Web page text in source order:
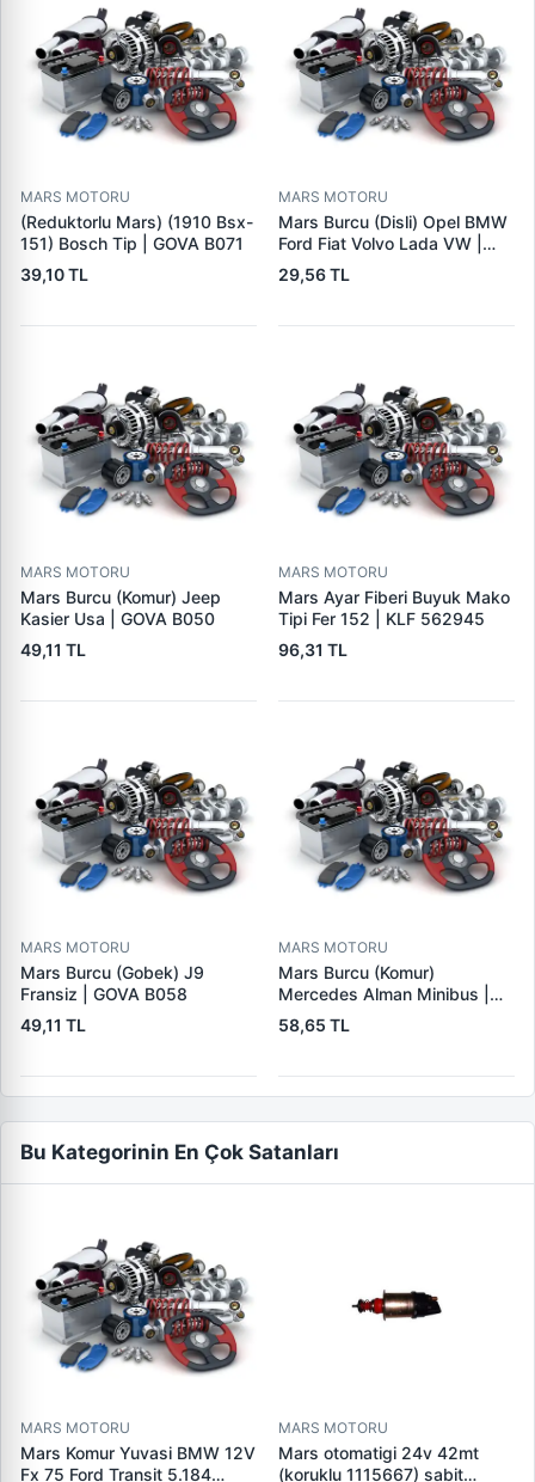
MARS MOTORU
(Reduktorlu Mars) (1910 Bsx-
151) Bosch Tip | GOVA B071
39,10 TL
MARS MOTORU
Mars Burcu (Disli) Opel BMW
Ford Fiat Volvo Lada VW |
GOVA B090
29,56 TL
MARS MOTORU
Mars Burcu (Komur) Jeep
Kasier Usa | GOVA B050
49,11 TL
MARS MOTORU
Mars Ayar Fiberi Buyuk Mako
Tipi Fer 152 | KLF 562945
96,31 TL
MARS MOTORU
Mars Burcu (Gobek) J9
Fransiz | GOVA B058
49,11 TL
MARS MOTORU
Mars Burcu (Komur)
Mercedes Alman Minibus |
GOVA B035
58,65 TL
Bu Kategorinin En Çok Satanları
MARS MOTORU
Mars Komur Yuvasi BMW 12V
Fx 75 Ford Transit 5.184
MARS MOTORU
Mars otomatigi 24v 42mt
(koruklu 1115667) sabit